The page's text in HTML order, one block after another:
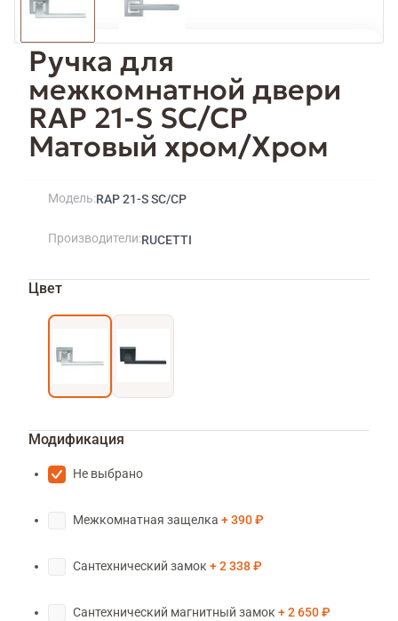
Ручка для
межкомнатной двери
RAP 21-S SC/CP
Матовый хром/Хром
Модель RAP 21-S SC/CP
Производители RUCETTI
Цвет
Модификация
Не выбрано
Межкомнатная защелка 390 ₽
Сантехнический замок 2 338 ₽
Сантехнический магнитный замок 2 650 ₽